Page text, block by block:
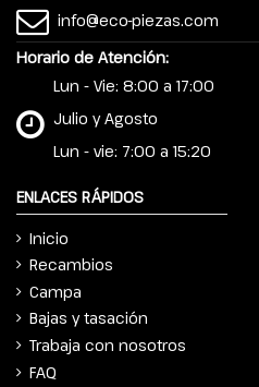
info@eco-piezas.com
Horario de Atención:
Lun - Vie: 8:00 a 17:00
Julio y Agosto
Lun - vie: 7:00 a 15:20
ENLACES RÁPIDOS
Inicio
Recambios
Campa
Bajas y tasación
Trabaja con nosotros
FAQ